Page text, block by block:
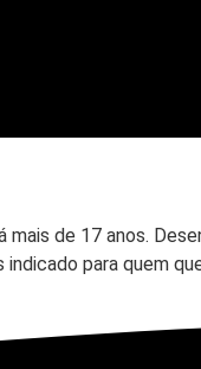
mais de 17 anos.
para quem